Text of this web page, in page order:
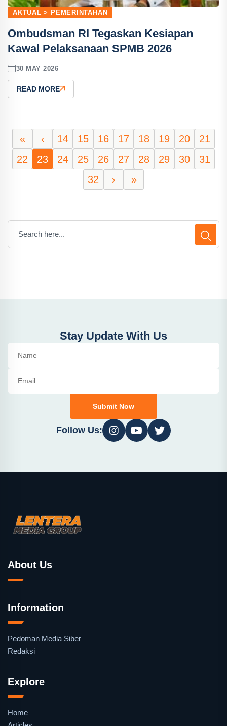
AKTUAL > PEMERINTAHAN
Ombudsman RI Tegaskan Kesiapan
Kawal Pelaksanaan SPMB 2026
30 MAY 2026
READ MORE
« ‹ 14 15 16 17 18 19 20
21
22
23 24 25 26 27 28 29 30
31
32
› »
Stay Update With Us
Submit Now
Follow Us:
About Us
Information
Pedoman Media Siber
Redaksi
Explore
Home